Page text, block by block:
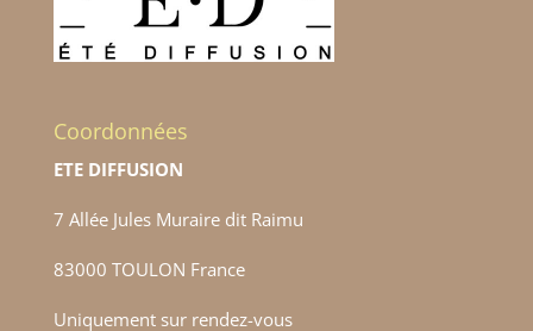
Coordonnées
ETE DIFFUSION
7 Allée Jules Muraire dit Raimu
83000 TOULON France
Uniquement sur rendez-vous